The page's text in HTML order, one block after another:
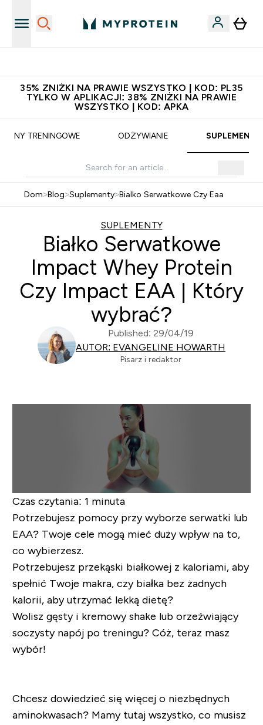
35% ZNIŻKI NA PRAWIE WSZYSTKO | KOD: PL35
TYLKO W APLIKACJI: 38% ZNIŻKI NA PRAWIE
WSZYSTKO | KOD: APKA
PLANY TRENINGOWE ODŻYWIANIE SUPLEMENTY
Dom>Blog>Suplementy>Bialko Serwatkowe Czy Eaa
SUPLEMENTY
Białko Serwatkowe
Impact Whey Protein
Czy Impact EAA | Który
wybrać?
Published: 29/04/19
AUTOR: EVANGELINE HOWARTH
Pisarz i redaktor
Czas czytania: 1 minuta
Potrzebujesz pomocy przy wyborze serwatki lub
EAA? Twoje cele mogą mieć duży wpływ na to,
co wybierzesz.
Potrzebujesz przekąski białkowej z kaloriami, aby
spełnić Twoje makra, czy białka bez żadnych
kalorii, aby utrzymać lekką dietę?
Wolisz gęsty i kremowy shake lub orzeźwiający
soczysty napój po treningu? Cóż, teraz masz
wybór!
Chcesz dowiedzieć się więcej o niezbędnych
aminokwasach? Mamy tutaj wszystko, co musisz